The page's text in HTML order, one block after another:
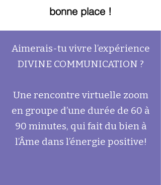
bonne place !
Aimerais-tu vivre l’expérience
DIVINE COMMUNICATION ?
Une rencontre virtuelle zoom
en groupe d’une durée de 60 à
90 minutes, qui fait du bien à
l’Âme dans l’énergie positive!